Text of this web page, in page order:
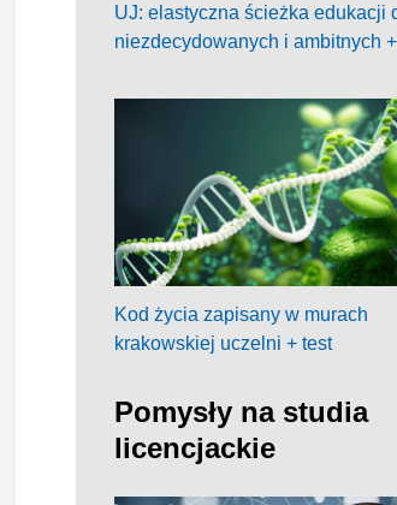
UJ: elastyczna ścieżka edukacji
niezdecydowanych i ambitnych
Kod życia zapisany w murach
krakowskiej uczelni + test
Pomysły na studia
licencjackie